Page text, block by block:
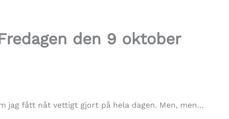
den 9 oktober
jag fått nåt vettigt gjort på hela dagen. Men, men…